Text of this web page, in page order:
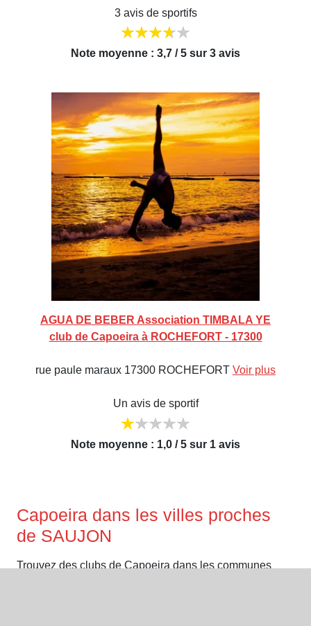
3 avis de sportifs
Note moyenne : 3,7 / 5 sur 3 avis
AGUA DE BEBER Association TIMBALA YE
club de Capoeira à ROCHEFORT - 17300
rue paule maraux 17300 ROCHEFORT Voir plus
Un avis de sportif
Note moyenne : 1,0 / 5 sur 1 avis
Capoeira dans les villes proches
de SAUJON
Trouvez des clubs de Capoeira dans les communes